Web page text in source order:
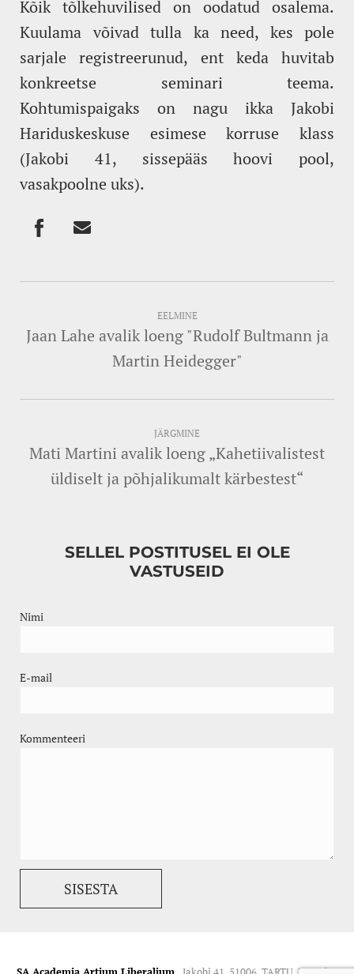
Kõik tõlkehuvilised on oodatud osalema.
Kuulama võivad tulla ka need, kes pole
sarjale registreerunud, ent keda huvitab
konkreetse seminari teema.
Kohtumispaigaks on nagu ikka Jakobi
Hariduskeskuse esimese korruse klass
(Jakobi 41, sissepääs hoovi pool,
vasakpoolne uks).
EELMINE
Jaan Lahe avalik loeng "Rudolf Bultmann ja
Martin Heidegger"
JÄRGMINE
Mati Martini avalik loeng „Kahetiivalistest
üldiselt ja põhjalikumalt kärbestest“
SELLEL POSTITUSEL EI OLE
VASTUSEID
Nimi
E-mail
Kommenteeri